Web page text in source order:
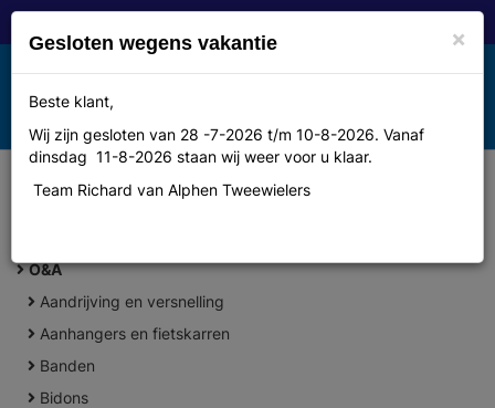
Toggle
navigation
MENU
O&A
Aandrijving en versnelling
Aanhangers en fietskarren
Banden
Bidons
×
Gesloten wegens vakantie
Beste klant,
Wij zijn gesloten van 28 -7-2026 t/m 10-8-2026. Vanaf
dinsdag 11-8-2026 staan wij weer voor u klaar.
Team Richard van Alphen Tweewielers